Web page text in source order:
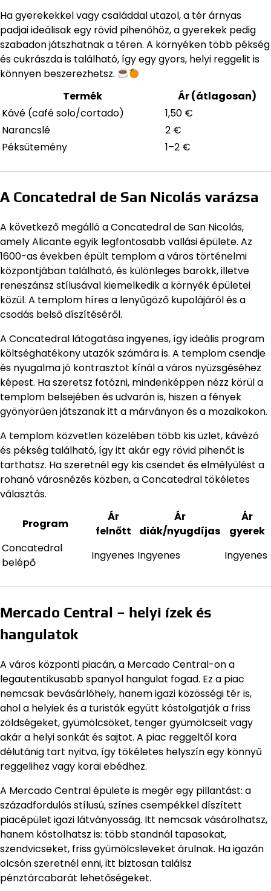
Ha gyerekekkel vagy családdal utazol, a tér árnyas
padjai ideálisak egy rövid pihenőhöz, a gyerekek pedig
szabadon játszhatnak a téren. A környéken több pékség
és cukrászda is található, így egy gyors, helyi reggelit is
könnyen beszerezhetsz.
Termék
Ár (átlagosan)
Kávé (café solo/cortado)
1,50 €
Narancslé
2 €
Péksütemény
1–2 €
A Concatedral de San Nicolás varázsa
A következő megálló a Concatedral de San Nicolás,
amely Alicante egyik legfontosabb vallási épülete. Az
1600-as években épült templom a város történelmi
központjában található, és különleges barokk, illetve
reneszánsz stílusával kiemelkedik a környék épületei
közül. A templom híres a lenyűgöző kupolájáról és a
csodás belső díszítéséről.
A Concatedral látogatása ingyenes, így ideális program
költséghatékony utazók számára is. A templom csendje
és nyugalma jó kontrasztot kínál a város nyüzsgéséhez
képest. Ha szeretsz fotózni, mindenképpen nézz körül a
templom belsejében és udvarán is, hiszen a fények
gyönyörűen játszanak itt a márványon és a mozaikokon.
A templom közvetlen közelében több kis üzlet, kávézó
és pékség található, így itt akár egy rövid pihenőt is
tarthatsz. Ha szeretnél egy kis csendet és elmélyülést a
rohanó városnézés közben, a Concatedral tökéletes
választás.
Program
Ár
felnőtt
Ár
diák/nyugdíjas
Ár
gyerek
Concatedral
belépő
Ingyenes Ingyenes Ingyenes
Mercado Central – helyi ízek és
hangulatok
A város központi piacán, a Mercado Central-on a
legautentikusabb spanyol hangulat fogad. Ez a piac
nemcsak bevásárlóhely, hanem igazi közösségi tér is,
ahol a helyiek és a turisták együtt kóstolgatják a friss
zöldségeket, gyümölcsöket, tenger gyümölcseit vagy
akár a helyi sonkát és sajtot. A piac reggeltől kora
délutánig tart nyitva, így tökéletes helyszín egy könnyű
reggelihez vagy korai ebédhez.
A Mercado Central épülete is megér egy pillantást: a
századfordulós stílusú, színes csempékkel díszített
piacépület igazi látványosság. Itt nemcsak vásárolhatsz,
hanem kóstolhatsz is: több standnál tapasokat,
szendvicseket, friss gyümölcsleveket árulnak. Ha igazán
olcsón szeretnél enni, itt biztosan találsz
pénztárcabarát lehetőségeket.